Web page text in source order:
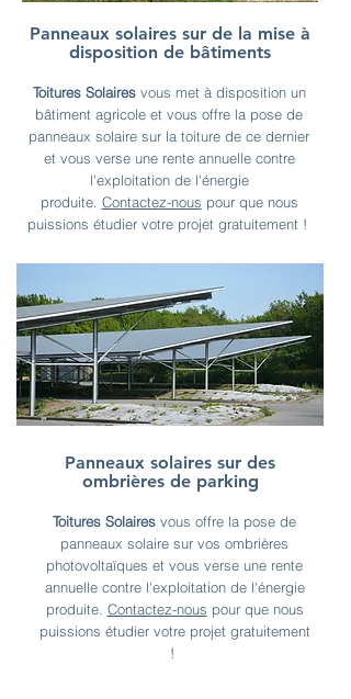
Panneaux solaires sur de la mise à
disposition de bâtiments
Toitures Solairesvous met à disposition un
bâtiment agricole et vous offre la pose de
panneaux solaire sur la toiture de ce dernier
et vous verse une rente annuelle contre
l'exploitation de l'énergie
produite. Contactez-nous pour que nous
puissions étudier votre projet gratuitement !
Panneaux solaires sur des
ombrières de parking
Toitures Solaires vous offre la pose de
panneaux solaire sur vos ombrières
photovoltaïques et vous verse une rente
annuelle contre l'exploitation de l'énergie
produite. Contactez-nous pour que nous
puissions étudier votre projet gratuitement
!